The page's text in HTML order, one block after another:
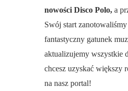
nowości Disco Polo, a
Swój start
fantastyczny gatunek
aktualizujemy wszystkie
chcesz uzyskać większy
na nasz portal!